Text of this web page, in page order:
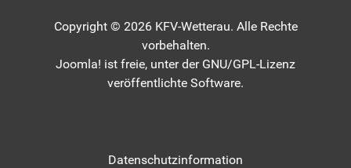
Copyright © 2026 KFV-Wetterau. Alle Rechte
vorbehalten.
Joomla! ist freie, unter der GNU/GPL-Lizenz
veröffentlichte Software.
Datenschutzinformation